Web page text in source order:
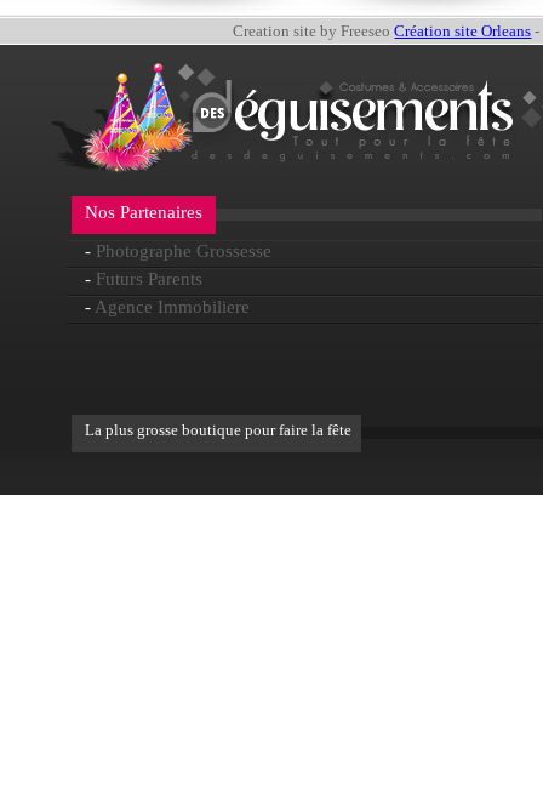
Creation site by FreeseoCréation site Orleans -
Nos Partenaires
- Photographe Grossesse
- Futurs Parents
- Agence Immobiliere
La plus grosse boutique pour faire la fête